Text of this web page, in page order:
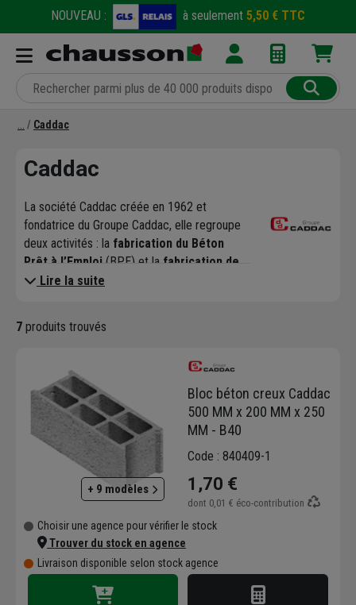
NOUVEAU : à seulement 5,50 € TTC
Caddac
Caddac
La société Caddac créée en 1962 et
fondatrice du Groupe Caddac, elle regroupe
deux activités : la fabrication du Béton
Prêt à l’Emploi (BPE) et la fabrication de
blocs béton.
béton prêt à l'emploi pour le milieu du
L’indépendance, la proximité, la réactivité, la
qualité, la pérennité par le développement
durable sont les valeurs que souhaite
véhiculer le groupe Caddac.
Lire la suite
7 produits trouvés
+ 9 modèles
Bloc béton creux Caddac
500 MM x 200 MM x 250
MM - B40
Code : 840409-1
1,70 €
dont 0,01 € éco-contribution
Choisir une agence pour vérifier le stock
Trouver du stock en agence
Livraison disponible selon stock agence